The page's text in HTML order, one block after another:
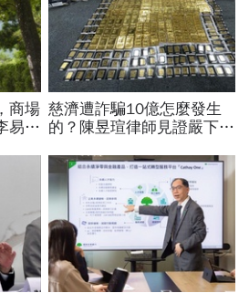
商場
易
英
慈濟遭詐騙10億怎麼發生
的？陳昱瑄律師見證嚴下跪
金，洗錢手法曝光…慈濟回
應了